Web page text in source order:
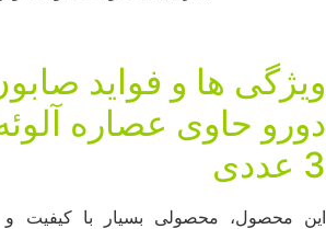
ها و فواید
حاوی عصاره
محصول، محصولی بسیار با کیفیت و